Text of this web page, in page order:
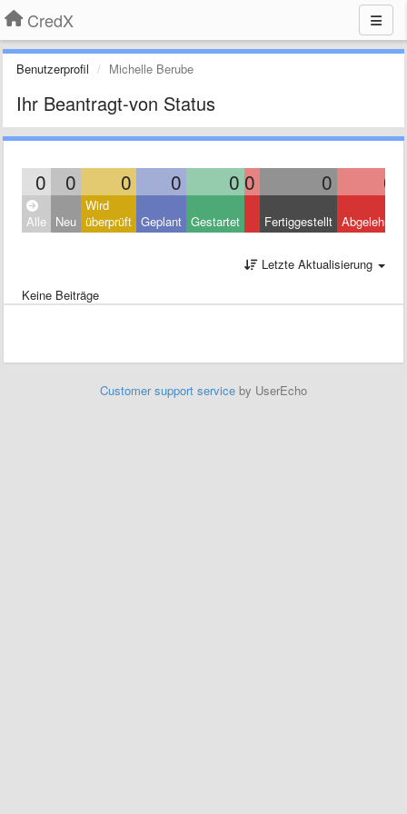
CredX
Benutzerprofil Michelle Berube
Ihr Beantragt-von Status
0 0 0 0 0 0 0 0
Alle Neu
Wird
überprüft Geplant Gestartet Fertiggestellt Abgelehnt
Letzte Aktualisierung
Keine Beiträge
Customer support service by UserEcho